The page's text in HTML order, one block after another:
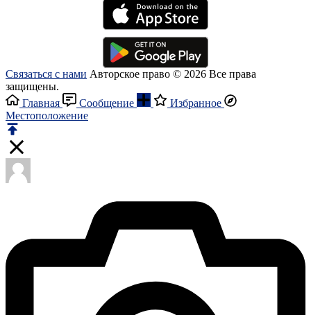
Связаться с нами Авторское право © 2026 Все права
защищены.
Главная
Сообщение
Избранное
Местоположение